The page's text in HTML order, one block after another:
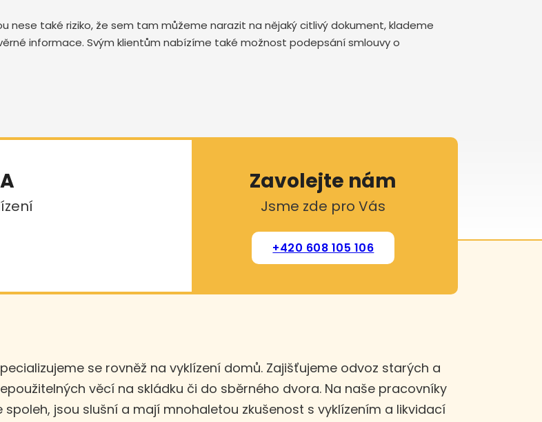
nese také riziko, že sem tam můžeme narazit na nějaký citlivý dokument, klademe
informace. Svým klientům nabízíme také možnost podepsání smlouvy o
Zavolejte nám
Jsme zde pro Vás
+420 608 105 106
se rovněž na vyklízení domů. Zajišťujeme odvoz starých a
věcí na skládku či do sběrného dvora. Na naše pracovníky
spoleh, jsou slušní a mají mnohaletou zkušenost s vyklízením a likvidací